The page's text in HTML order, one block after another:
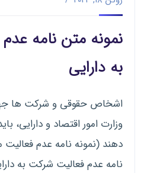
نمونه متن نامه
به دارایی
اشخاص حقوقی و شرکت ها
وزارت امور اقتصاد و دارایی،
دهند (نمونه نامه عدم فعالیت
نامه عدم فعالیت شرکت به